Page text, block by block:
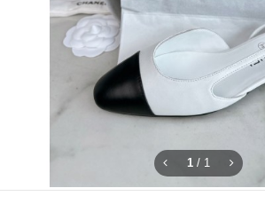
1 / 1